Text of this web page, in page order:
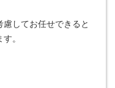
慮してお任せできると
。